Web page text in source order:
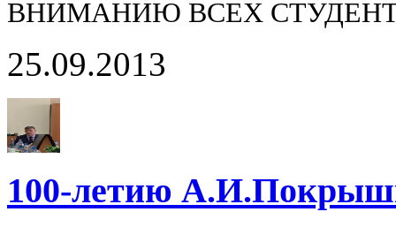
ВНИМАНИЮ ВСЕХ
25.09.2013
100-летию